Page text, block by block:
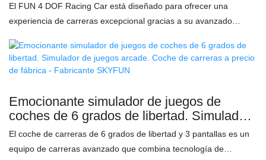
El FUN 4 DOF Racing Car está diseñado para ofrecer una
experiencia de carreras excepcional gracias a su avanzado
precisos y delicados para una conducción más fluida e inmersiva.
La pantalla LCD curva ultragrande en la parte frontal crea un
haciéndote sentir como si estuvieras realmente al volante.
Combinado con el volante profesional Logitech G29, este
simulador de carreras ofrece un control y una capacidad de
respuesta superiores, garantizando una experiencia de carreras
inmersiva y de alta calidad que lleva tu juego al siguiente nivel. En
Emocionante simulador de juegos de
coches de 6 grados de libertad. Simulador
de juegos arcade. Coche de carreras a
precio de fábrica - Fabricante SKYFUN
El coche de carreras de 6 grados de libertad y 3 pantallas es un
equipo de carreras avanzado que combina tecnología de